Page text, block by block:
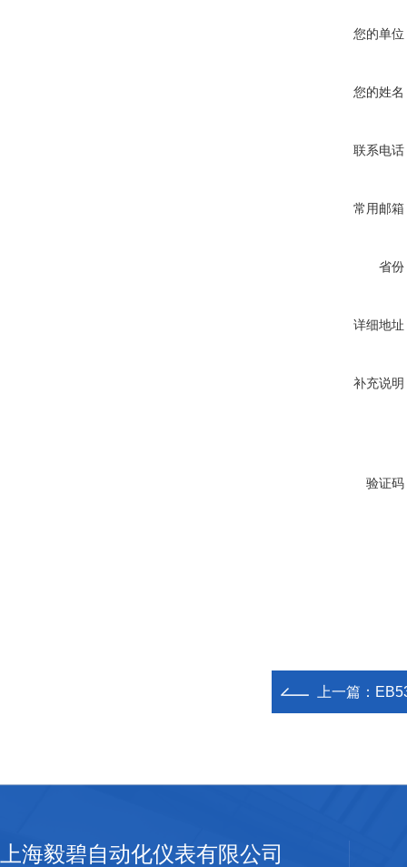
您的单位
您的姓名
联系电话
常用邮箱
省份
详细地址
补充说明
验证码
上一篇：
上海毅碧自动化仪表有限公司